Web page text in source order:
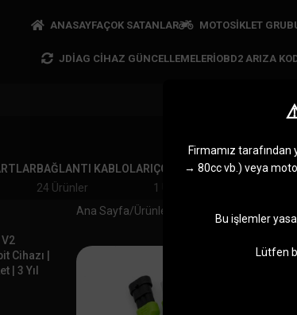
ANASAYFAÇOK SATANLAR MOTOSİKLET
JDIAG CIHAZ GÜNCELLEMELERIOBD2 ARIZA
BAĞLANTI KABLOLARI
24 Ürünler
ÇOK SATANLAR
1 Ürün
JDIAG
Cihazı |
| 3 Yıl
Ana Sayfa Ürünler “sym soketi” olarak
Firmamız tarafından
→ 80cc vb.) veya
Bu işlemler
Lütfen